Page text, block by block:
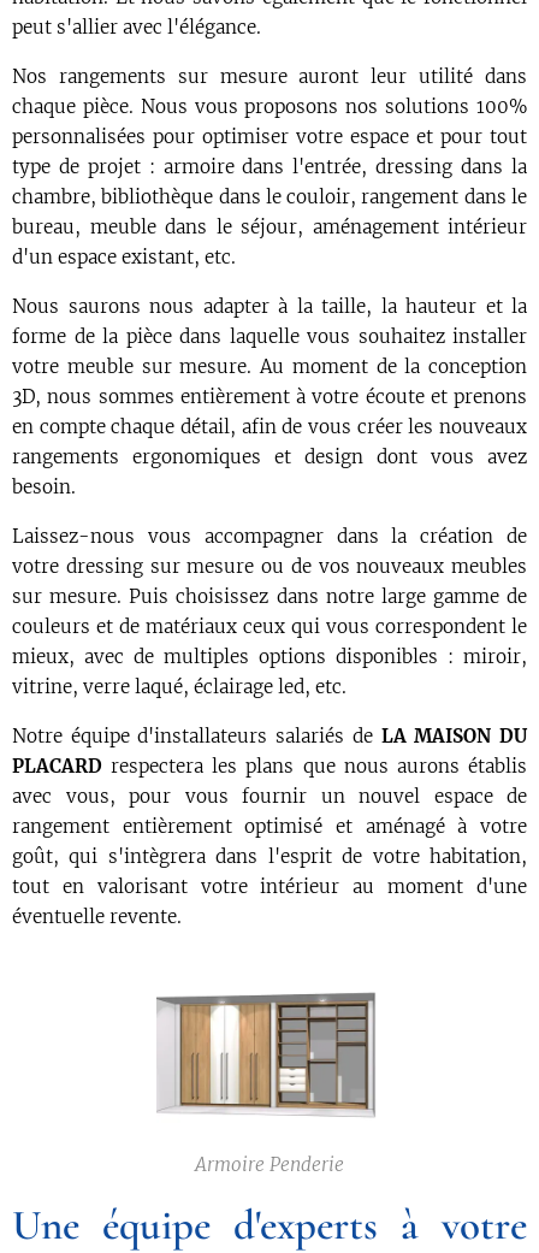
peut s'allier avec l'élégance.
Nos rangements sur mesure auront leur utilité dans
chaque pièce. Nous vous proposons nos solutions 100%
personnalisées pour optimiser votre espace et pour tout
type de projet : armoire dans l'entrée, dressing dans la
chambre, bibliothèque dans le couloir, rangement dans le
bureau, meuble dans le séjour, aménagement intérieur
d'un espace existant, etc.
Nous saurons nous adapter à la taille, la hauteur et la
forme de la pièce dans laquelle vous souhaitez installer
votre meuble sur mesure. Au moment de la conception
3D, nous sommes entièrement à votre écoute et prenons
en compte chaque détail, afin de vous créer les nouveaux
rangements ergonomiques et design dont vous avez
besoin.
Laissez-nous vous accompagner dans la création de
votre dressing sur mesure ou de vos nouveaux meubles
sur mesure. Puis choisissez dans notre large gamme de
couleurs et de matériaux ceux qui vous correspondent le
mieux, avec de multiples options disponibles : miroir,
vitrine, verre laqué, éclairage led, etc.
Notre équipe d'installateurs salariés de LA MAISON DU
PLACARDrespectera les plans que nous aurons établis
avec vous, pour vous fournir un nouvel espace de
rangement entièrement optimisé et aménagé à votre
goût, qui s'intègrera dans l'esprit de votre habitation,
tout en valorisant votre intérieur au moment d'une
éventuelle revente.
Armoire Penderie
Une équipe d'experts à votre